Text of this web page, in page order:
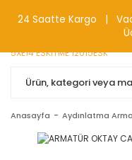
0(212) 240 87 88
Anasayfa Aydınlatma
24 Saatte Kargo |